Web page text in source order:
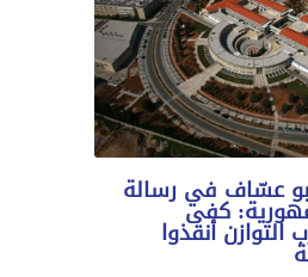
عسّاف في رسالة
كفى
أنقذوا